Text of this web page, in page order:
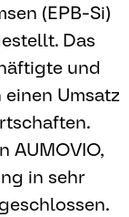
(EPB-Si)
Das
und
Umsatz
AUMOVIO,
in sehr